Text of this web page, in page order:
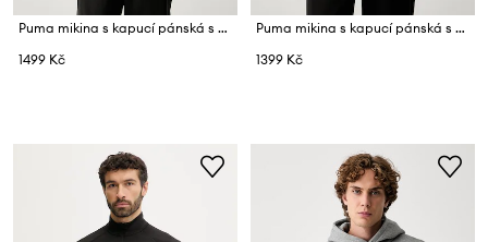
Puma mikina s kapucí pánská s bavlnou Essentials Elevated
1499 Kč
Puma mikina s kapucí pánská s bavlnou FUNDAMENTALS
1399 Kč